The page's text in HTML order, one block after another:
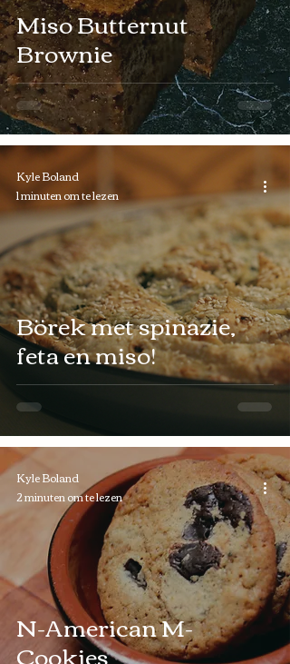
Miso Butternut
Brownie
Börek met spinazie,
feta en miso!
Kyle Boland
1 minuten om te lezen
N-American M-
Kyle Boland
2 minuten om te lezen